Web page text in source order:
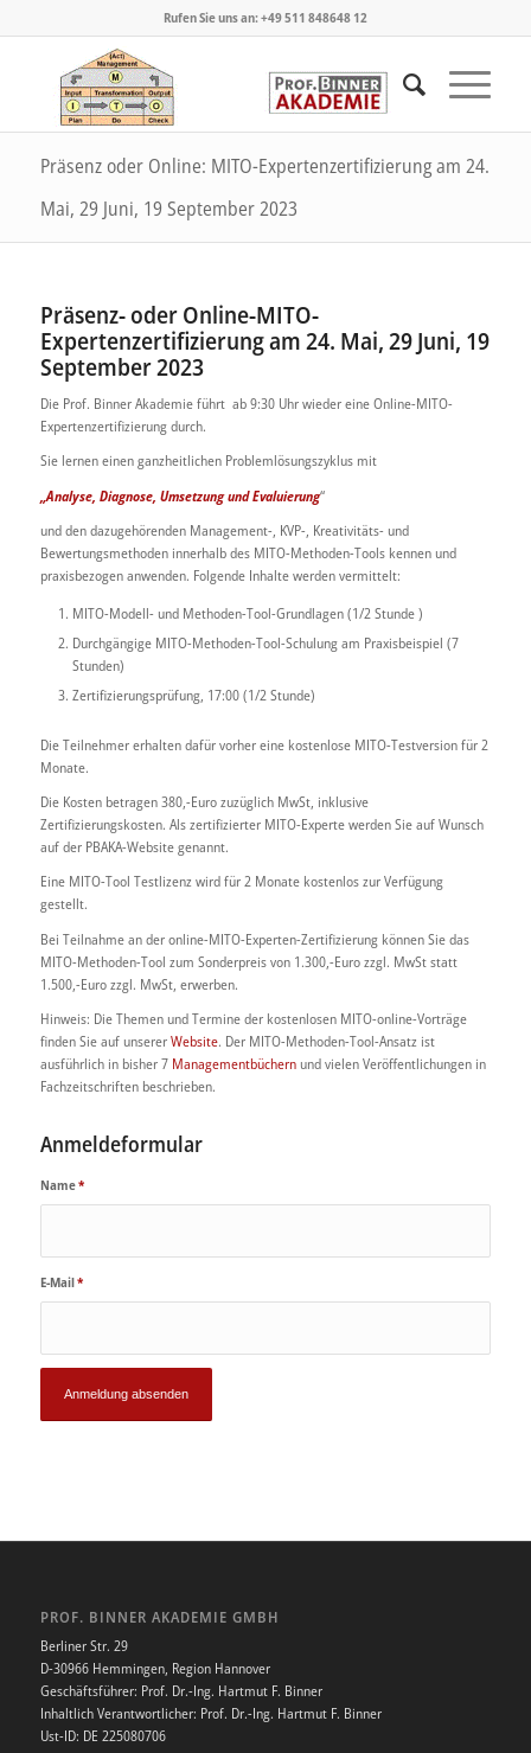
Rufen Sie uns an: +49 511 848648 12
Präsenz oder Online: MITO-Expertenzertifizierung am 24.
Mai, 29 Juni, 19 September 2023
Präsenz- oder Online-MITO-
Expertenzertifizierung am 24. Mai, 29 Juni, 19
September 2023
Die Prof. Binner Akademie führt ab 9:30 Uhr wieder eine Online-MITO-
Expertenzertifizierung durch.
Sie lernen einen ganzheitlichen Problemlösungszyklus mit
„Analyse, Diagnose, Umsetzung und Evaluierung“
und den dazugehörenden Management-, KVP-, Kreativitäts- und
Bewertungsmethoden innerhalb des MITO-Methoden-Tools kennen und
praxisbezogen anwenden. Folgende Inhalte werden vermittelt:
MITO-Modell- und Methoden-Tool-Grundlagen (1/2 Stunde )
Durchgängige MITO-Methoden-Tool-Schulung am Praxisbeispiel (7
Stunden)
Zertifizierungsprüfung, 17:00 (1/2 Stunde)
Die Teilnehmer erhalten dafür vorher eine kostenlose MITO-Testversion für 2
Monate.
Die Kosten betragen 380,-Euro zuzüglich MwSt, inklusive
Zertifizierungskosten. Als zertifizierter MITO-Experte werden Sie auf Wunsch
auf der PBAKA-Website genannt.
Eine MITO-Tool Testlizenz wird für 2 Monate kostenlos zur Verfügung
gestellt.
Bei Teilnahme an der online-MITO-Experten-Zertifizierung können Sie das
MITO-Methoden-Tool zum Sonderpreis von 1.300,-Euro zzgl. MwSt statt
1.500,-Euro zzgl. MwSt, erwerben.
Hinweis: Die Themen und Termine der kostenlosen MITO-online-Vorträge
finden Sie auf unsererWebsite. Der MITO-Methoden-Tool-Ansatz ist
ausführlich in bisher 7 Managementbüchernund vielen Veröffentlichungen in
Fachzeitschriften beschrieben.
Anmeldeformular
Name*
E-Mail*
PROF. BINNER AKADEMIE GMBH
Berliner Str. 29
D-30966 Hemmingen, Region Hannover
Geschäftsführer: Prof. Dr.-Ing. Hartmut F. Binner
Inhaltlich Verantwortlicher: Prof. Dr.-Ing. Hartmut F. Binner
Ust-ID: DE 225080706